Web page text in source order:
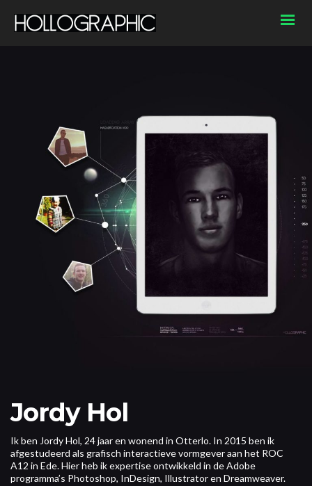
Jordy Hol
Ik ben Jordy Hol, 24 jaar en wonend in Otterlo. In 2015 ben ik
afgestudeerd als grafisch interactieve vormgever aan het ROC
A12 in Ede. Hier heb ik expertise ontwikkeld in de Adobe
programma’s Photoshop, InDesign, Illustrator en Dreamweaver.